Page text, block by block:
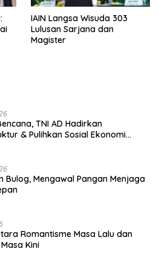
IAIN Langsa Wisuda 303
Lulusan Sarjana dan
Magister
TNI AD Hadirkan
& Pulihkan Sosial Ekonomi
Bulog, Mengawal Pangan Menjaga
Romantisme Masa Lalu dan
Kini